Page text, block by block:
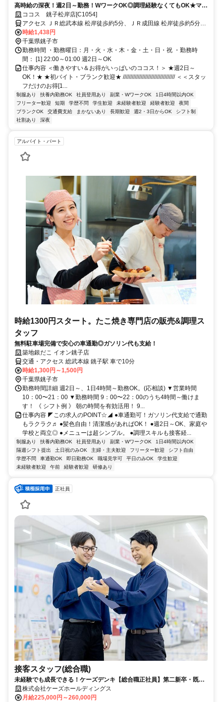
高時給の深夜！週2日～勤務！WワークOK◎調理経験なくてもOK★マニ
ュアルあり！短期OK！
ココス 銚子松岸店[C1054]
アクセス ＪＲ総武本線 松岸徒歩約5分、ＪＲ成田線 松岸徒歩約5分、
銚子電気鉄道 銚子徒歩約41分 「松岸駅」徒歩5分/国道356号線
時給1,438円
千葉県銚子市
勤務時間 ・勤務曜日：月・火・水・木・金・土・日・祝 ・勤務時
間： [1] 22:00～01:00 週2日～OK
仕事内容 ＜働きやすい＆お得がいっぱいのココス！＞ ★週2日～
OK！★ ★初バイト・ブランク歓迎★ /////////////////////////////////// ＜＜スタッ
フだけのお得[1...
制服あり 扶養内勤務OK 社員登用あり 副業・WワークOK
1日4時間以内OK
フリーター歓迎
短期 学歴不問 学生歓迎 未経験者歓迎 経験者歓迎
夜間
ブランクOK
交通費支給 まかないあり 長期歓迎 週2・3日からOK
シフト制
社割あり
深夜
アルバイト・パート
時給1300円スタート。たこ焼き専門店の販売&調理ス
タッフ
無料駐車場完備で安心の車通勤◎ガソリン代も支給！
築地銀だこ イオン銚子店
交通・アクセス 総武本線 銚子駅 車で10分
時給1,300円～1,500円
千葉県銚子市
勤務時間詳細 週2日～、1日4時間～勤務OK。(応相談) ▼営業時間
10：00〜21：00 ▼勤務時間 9：00〜22：00のうち4時間～働けま
す！ 《 シフト例 》 朝の時間を有効活用！ 9...
仕事内容 ◤この求人のPOINT☆◢ ●車通勤可！ガソリン代支給で通勤
もラクラク♬ ●髪色自由！清潔感があればOK！ ●週2日～OK、家庭や
学校と両立◎ ●メニューは超シンプル。 ●調理スキルも接客経...
制服あり 扶養内勤務OK 社員登用あり 副業・WワークOK
1日4時間以内OK
隔週シフト提出
土日祝のみOK 主婦・主夫歓迎 フリーター歓迎
シフト自由
学歴不問
車通勤OK 即日勤務OK 職場見学可 平日のみOK
学生歓迎
未経験者歓迎
午前 経験者歓迎 研修あり
正社員
接客スタッフ(総合職)
未経験でも成長できる！ケーズデンキ【総合職正社員】第二新卒・既卒
者を積極採用中！
株式会社ケーズホールディングス
月給225,000円～260,000円